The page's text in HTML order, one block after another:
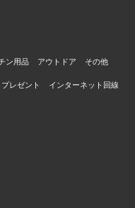
ン用品 アウトドア その他
レゼント インターネット回線